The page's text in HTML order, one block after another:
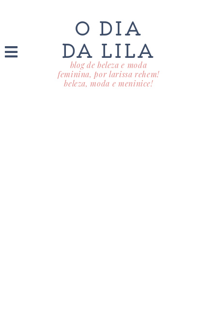
O DIA
DA LILA
blog de beleza e moda
feminina, por larissa rehem!
beleza, moda e meninice!